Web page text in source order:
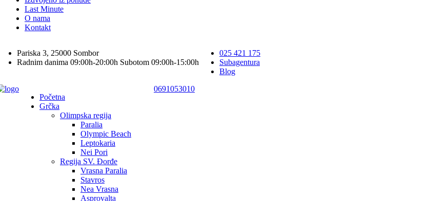
Last Minute
O nama
Kontakt
Pariska 3, 25000 Sombor
Radnim danima 09:00h-20:00h Subotom 09:00h-15:00h
025 421 175
Subagentura
Blog
Početna
Grčka
Olimpska regija
Paralia
Olympic Beach
Leptokaria
Nei Pori
Regija SV. Đorđe
Vrasna Paralia
Stavros
Nea Vrasna
Asprovalta
0691053010